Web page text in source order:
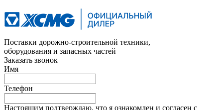
Поставки дорожно-строительной техники,
оборудования и запасных частей
Заказать звонок
Имя
Телефон
Настоящим подтверждаю, что я ознакомлен и согласен с